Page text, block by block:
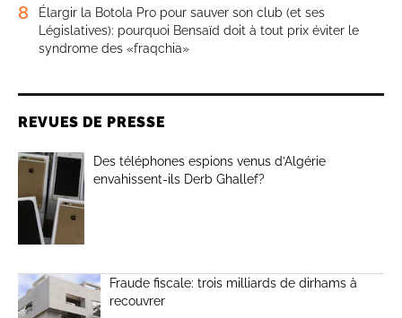
8
Élargir la Botola Pro pour sauver son club (et ses
Législatives): pourquoi Bensaïd doit à tout prix éviter le
syndrome des «fraqchia»
REVUES DE PRESSE
Des téléphones espions venus d’Algérie
envahissent-ils Derb Ghallef?
Fraude fiscale: trois milliards de dirhams à
recouvrer